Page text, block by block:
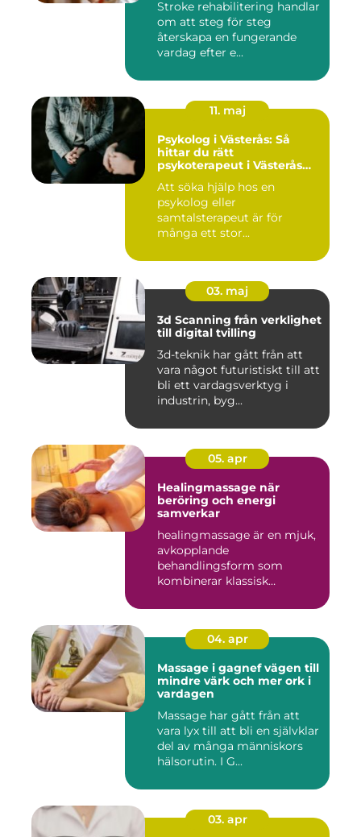
Stroke rehabilitering handlar
om att steg för steg
återskapa en fungerande
vardag efter e...
11. maj
Psykolog i Västerås: Så
hittar du rätt
psykoterapeut i Västerås
Att söka hjälp hos en
psykolog eller
samtalsterapeut är för
många ett stor...
03. maj
3d Scanning från verklighet
till digital tvilling
3d-teknik har gått från att
vara något futuristiskt till att
bli ett vardagsverktyg i
industrin, byg...
05. apr
Healingmassage när
beröring och energi
samverkar
healingmassage är en mjuk,
avkopplande
behandlingsform som
kombinerar klassisk
04. apr
Massage i gagnef vägen till
mindre värk och mer ork i
vardagen
Massage har gått från att
vara lyx till att bli en självklar
del av många människors
hälsorutin. I G...
03. apr